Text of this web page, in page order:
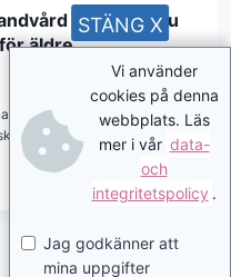
för unga. Nu
äldre
presenterade den 13 augusti
för tandvård för personer
Vi använder
cookies på denna
webbplats. Läs
mer i vår data-
och
integritetspolicy .
Jag godkänner att
mina uppgifter
STÄNG X